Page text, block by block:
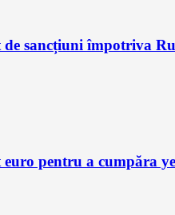
sancțiuni împotriva
pentru a cumpăra